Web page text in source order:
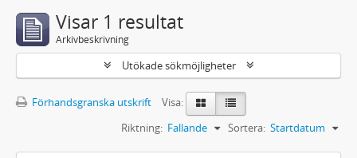
Visar 1 resultat
Arkivbeskrivning
Utökade sökmöjligheter
Förhandsgranska utskrift
Visa:
Sortera: Startdatum
Riktning: Fallande